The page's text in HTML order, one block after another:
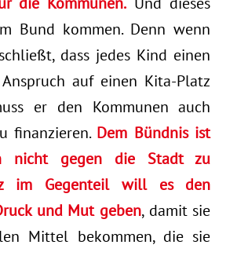
Bund kommen. Denn wenn
dass jedes Kind einen
auf einen Kita-Platz
er den Kommunen auch
finanzieren. Dem Bündnis ist
nicht gegen die Stadt zu
im Gegenteil will es den
und Mut geben, damit sie
Mittel bekommen, die sie